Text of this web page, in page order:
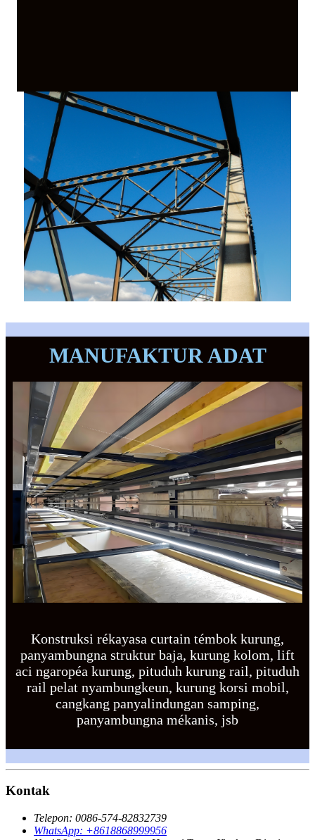
MANUFAKTUR ADAT
Konstruksi rékayasa curtain témbok kurung,
panyambungna struktur baja, kurung kolom, lift
aci ngaropéa kurung, pituduh kurung rail, pituduh
rail pelat nyambungkeun, kurung korsi mobil,
cangkang panyalindungan samping,
panyambungna mékanis, jsb
Kontak
Telepon: 0086-574-82832739
WhatsApp: +8618868999956